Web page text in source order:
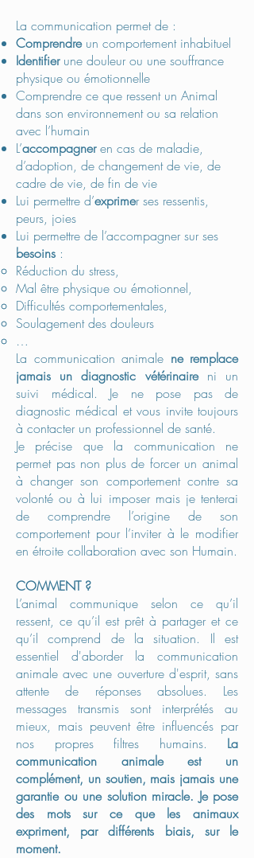
La communication permet de :
Comprendreun comportement inhabituel
Identifierune douleur ou une souffrance
physique ou émotionnelle
Comprendre ce que ressent un Animal
dans son environnement ou sa relation
avec l’humain
L’accompagneren cas de maladie,
d’adoption, de changement de vie, de
cadre de vie, de fin de vie
Lui permettre d’exprimer ses ressentis,
peurs, joies
Lui permettre de l’accompagner sur ses
besoins :
Réduction du stress,
Mal être physique ou émotionnel,
Difficultés comportementales,
Soulagement des douleurs
…
La communication animale ne remplace
jamais un diagnostic vétérinaireni un
suivi médical. Je ne pose pas de
diagnostic médical et vous invite toujours
à contacter un professionnel de santé.
Je précise que la communication ne
permet pas non plus de forcer un animal
à changer son comportement contre sa
volonté ou à lui imposer mais je tenterai
de comprendre l’origine de son
comportement pour l’inviter à le modifier
en étroite collaboration avec son Humain.
COMMENT ?
L’animal communique selon ce qu’il
ressent, ce qu’il est prêt à partager et ce
qu’il comprend de la situation. Il est
essentiel d'aborder la communication
animale avec une ouverture d'esprit, sans
attente de réponses absolues. Les
messages transmis sont interprétés au
mieux, mais peuvent être influencés par
nos propres filtres humains. La
communication animale est un
complément, un soutien, mais jamais une
garantie ou une solution miracle. Je pose
des mots sur ce que les animaux
expriment, par différents biais, sur le
moment.